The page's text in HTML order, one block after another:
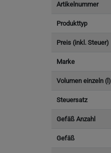
Artikelnummer
Produkttyp
Preis (inkl. Steuer)
Marke
Volumen einzeln (l)
Steuersatz
Gefäß Anzahl
Gefäß